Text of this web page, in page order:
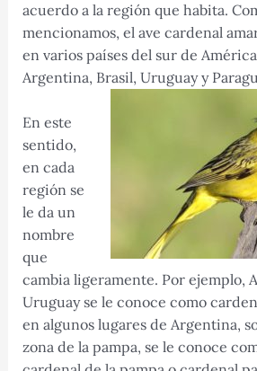
acuerdo a la región que habita.
mencionamos, el ave cardenal
en varios países del sur de
Argentina, Brasil, Uruguay y
En este
sentido,
en cada
región se
le da un
nombre
que
cambia ligeramente. Por ejemplo,
Uruguay se le conoce como
en algunos lugares de Argentina,
zona de la pampa, se le conoce